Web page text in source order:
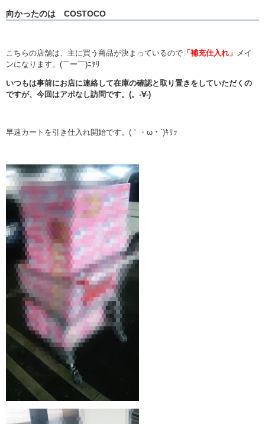
向かったのは COSTOCO
こちらの店舗は、主に買う商品が決まっているので 「補充仕入れ」 メイ
ンになります。(￣ー￣)ﾆﾔﾘ
いつもは事前にお店に連絡して在庫の確認と取り置きをしていただくの
ですが、今回はアポなし訪問です。(。-∀-)
早速カートを引き仕入れ開始です。(｀・ω・´)ｷﾘｯ